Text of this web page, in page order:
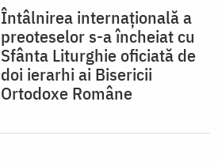
Întâlnirea internațională a
preoteselor s-a încheiat cu
Sfânta Liturghie oficiată de
doi ierarhi ai Bisericii
Ortodoxe Române